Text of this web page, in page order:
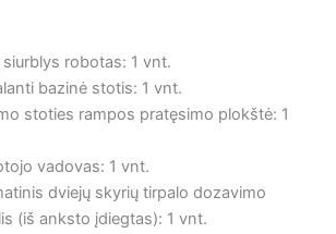
siurblys robotas: 1 vnt.
bazinė stotis: 1 vnt.
stoties rampos pratęsimo plokštė: 1
vadovas: 1 vnt.
dviejų skyrių tirpalo dozavimo
(iš anksto įdiegtas): 1 vnt.